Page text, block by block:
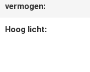
OFFERTE
vermogen:
Hoog licht: